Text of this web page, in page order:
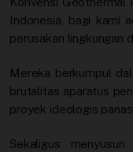
Indonesia, bagi kami
perusakan lingkungan
Mereka berkumpul
brutalitas aparatus
proyek ideologis
Sekaligus